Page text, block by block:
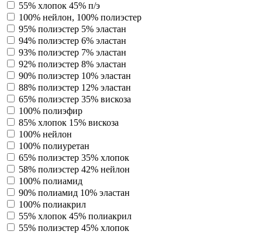
55% хлопок 45% п/э
100% нейлон, 100% полиэстер
95% полиэстер 5% эластан
94% полиэстер 6% эластан
93% полиэстер 7% эластан
92% полиэстер 8% эластан
90% полиэстер 10% эластан
88% полиэстер 12% эластан
65% полиэстер 35% вискоза
100% полиэфир
85% хлопок 15% вискоза
100% нейлон
100% полиуретан
65% полиэстер 35% хлопок
58% полиэстер 42% нейлон
100% полиамид
90% полиамид 10% эластан
100% полиакрил
55% хлопок 45% полиакрил
55% полиэстер 45% хлопок